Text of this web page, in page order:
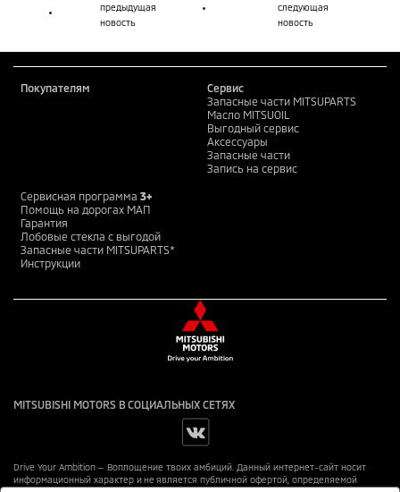
предыдущая
новость
следующая
новость
Покупателям
Сервис
Запасные части MITSUPARTS
Масло MITSUOIL
Выгодный сервис
Аксессуары
Запасные части
Запись на сервис
Сервисная программа 3+
Помощь на дорогах МАП
Гарантия
Лобовые стекла с выгодой
Запасные части MITSUPARTS*
Инструкции
Drive Your Ambition — Воплощение твоих амбиций. Данный интернет-сайт носит
информационный характер и не является публичной офертой, определяемой
MITSUBISHI MOTORS В СОЦИАЛЬНЫХ СЕТЯХ